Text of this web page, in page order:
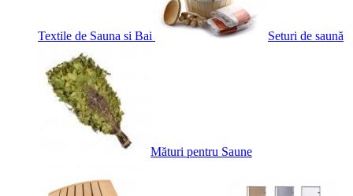
Textile de Sauna si Bai Seturi de saună
Mături pentru Saune